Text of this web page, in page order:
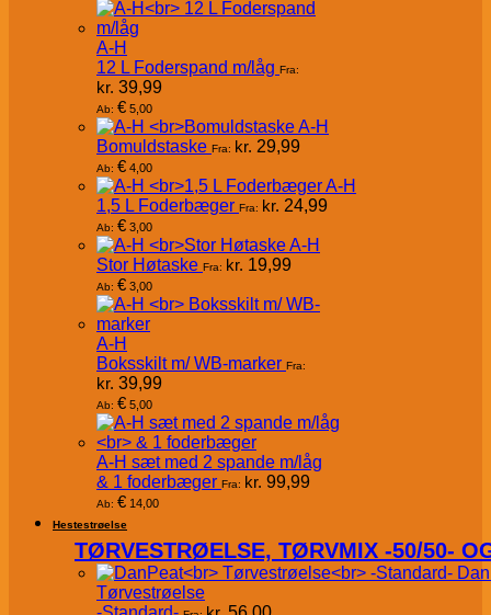
A-H
12 L Foderspand m/låg Fra:
kr. 39,99
Ab: € 5,00
A-H
Bomuldstaske Fra: kr. 29,99
Ab: € 4,00
A-H
1,5 L Foderbæger Fra: kr. 24,99
Ab: € 3,00
A-H
Stor Høtaske Fra: kr. 19,99
Ab: € 3,00
A-H
Boksskilt m/ WB-marker Fra:
kr. 39,99
Ab: € 5,00
A-H sæt med 2 spande m/låg
& 1 foderbæger Fra: kr. 99,99
Ab: € 14,00
Hestestrøelse
TØRVESTRØELSE, TØRVMIX -50/50-
Tørvestrøelse